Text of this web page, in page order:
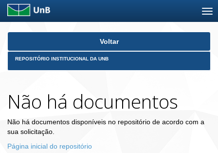
Skip
Voltar
REPOSITÓRIO INSTITUCIONAL DA UNB
Não há documentos
Não há documentos disponíveis no repositório de acordo com a
sua solicitação.
Página inicial do repositório